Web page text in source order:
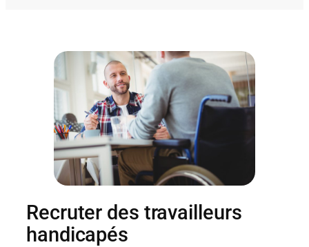
Recruter des travailleurs
handicapés